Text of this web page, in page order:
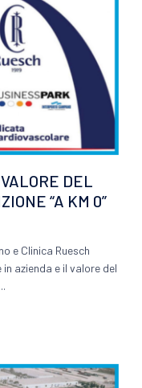
DEL
“A KM 0”
e Clinica Ruesch
azienda e il valore del